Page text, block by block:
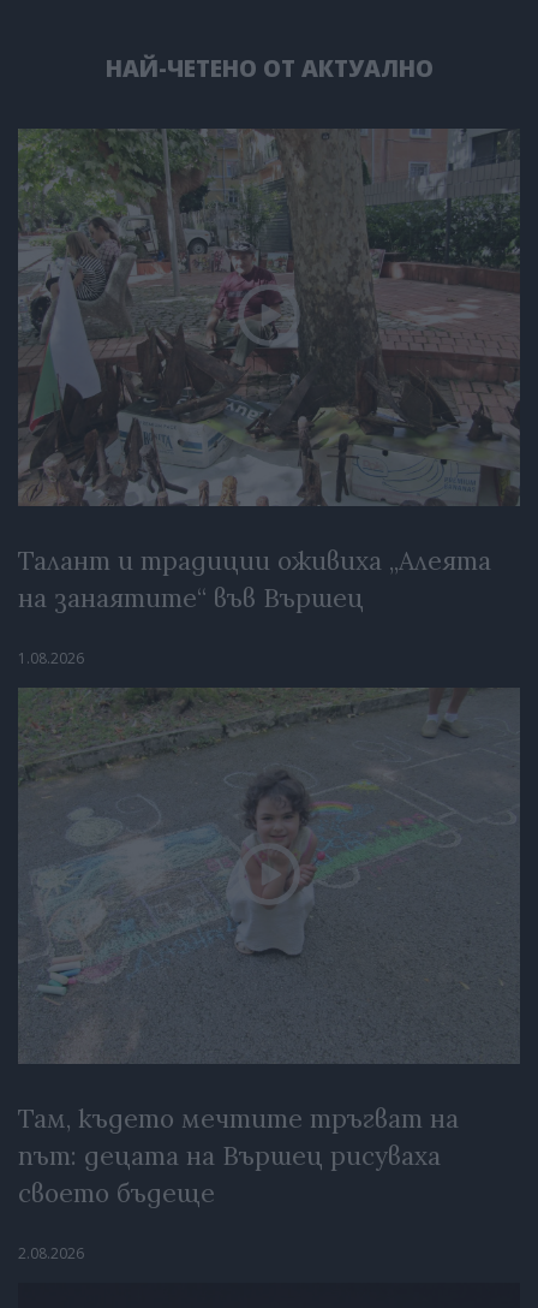
НАЙ-ЧЕТЕНО ОТ АКТУАЛНО
Талант и традиции оживиха „Алеята
на занаятите“ във Вършец
1.08.2026
Там, където мечтите тръгват на
път: децата на Вършец рисуваха
своето бъдеще
2.08.2026